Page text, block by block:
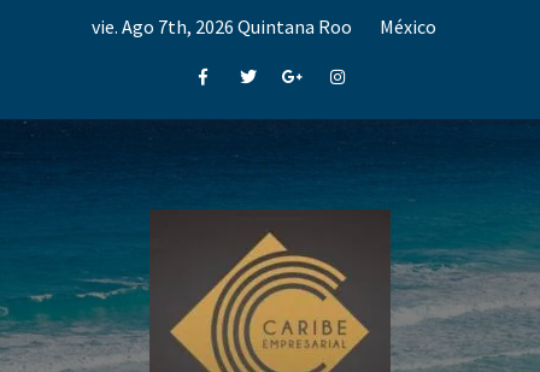
vie. Ago 7th, 2026 Quintana Roo México
FacebookTwitterGoogle+Instagram